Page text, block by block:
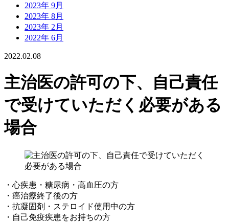
2023年 9月
2023年 8月
2023年 2月
2022年 6月
2022.02.08
主治医の許可の下、自己責任
で受けていただく必要がある
場合
・心疾患・糖尿病・高血圧の方
・癌治療終了後の方
・抗凝固剤・ステロイド使用中の方
・自己免疫疾患をお持ちの方